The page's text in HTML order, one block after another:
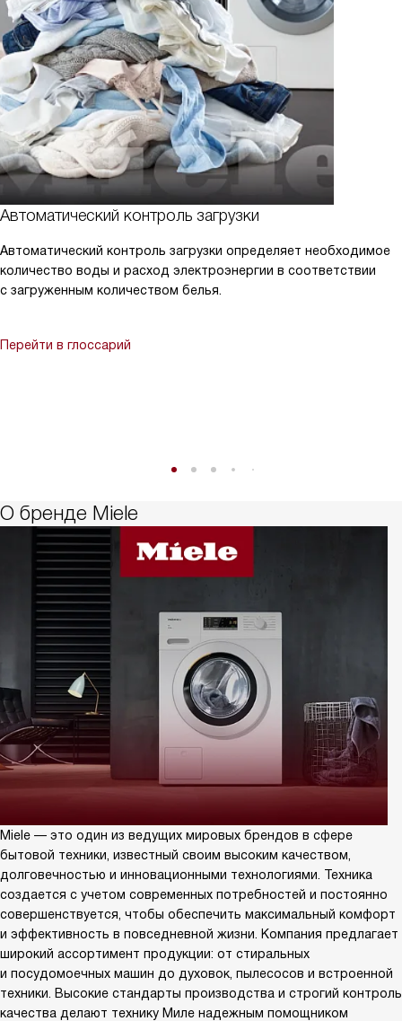
Автоматический контроль загрузки
Автоматический контроль загрузки определяет необходимое
количество воды и расход электроэнергии в соответствии
с загруженным количеством белья.
Перейти в глоссарий
О бренде Miele
Miele — это один из ведущих мировых брендов в сфере
бытовой техники, известный своим высоким качеством,
долговечностью и инновационными технологиями. Техника
создается с учетом современных потребностей и постоянно
совершенствуется, чтобы обеспечить максимальный комфорт
и эффективность в повседневной жизни. Компания предлагает
широкий ассортимент продукции: от стиральных
и посудомоечных машин до духовок, пылесосов и встроенной
техники. Высокие стандарты производства и строгий контроль
качества делают технику Миле надежным помощником